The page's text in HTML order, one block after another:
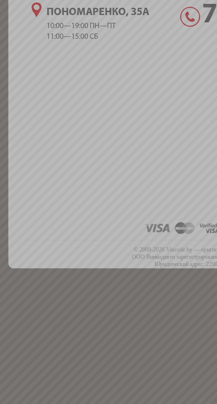
ПОНОМАРЕНКО, 35А
10:00—19:00 ПН—ПТ
11:00—15:00 СБ
© 2009-2026 Vincode.by —
ООО Винкодавто
Юридический адрес: